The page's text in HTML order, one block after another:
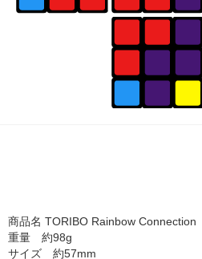
商品名 TORIBO Rainbow Connection
重量 約98g
サイズ 約57mm